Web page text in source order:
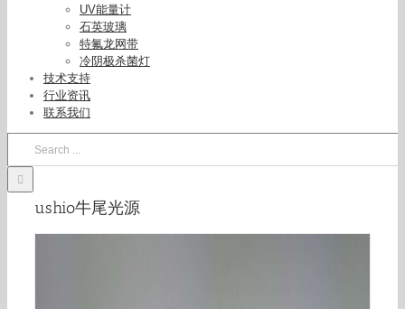
UV能量计
石英玻璃
特氟龙网带
冷阴极杀菌灯
技术支持
行业资讯
联系我们
ushio牛尾光源